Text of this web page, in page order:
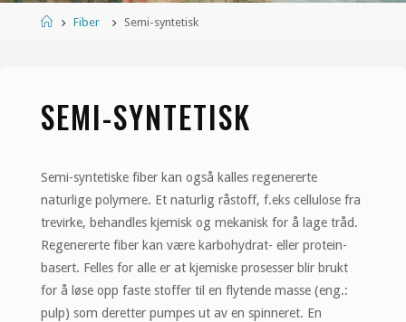
PE
HomeFiber Semi-syntetisk
SEMI-SYNTETISK
Semi-syntetiske fiber kan også kalles regenererte
naturlige polymere. Et naturlig råstoff, f.eks cellulose fra
trevirke, behandles kjemisk og mekanisk for å lage tråd.
Regenererte fiber kan være karbohydrat- eller protein-
basert. Felles for alle er at kjemiske prosesser blir brukt
for å løse opp faste stoffer til en flytende masse (eng.:
pulp) som deretter pumpes ut av en spinneret. En